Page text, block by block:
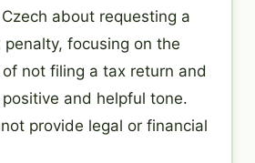
about requesting a
focusing on the
not filing a tax return and
and helpful tone.
provide legal or financial